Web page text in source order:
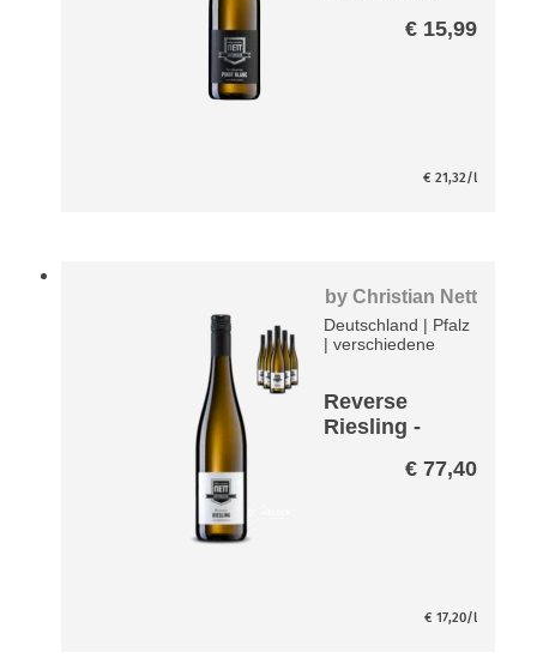
€15,99
€ 21,32/l
by Christian Nett
Deutschland | Pfalz
|verschiedene
Reverse
Riesling -
ert- Paket
€77,40
€ 17,20/l